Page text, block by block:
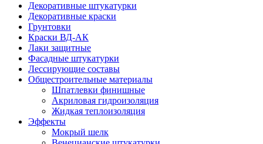
Декоративные штукатурки
Декоративные краски
Грунтовки
Краски ВД-АК
Лаки защитные
Фасадные штукатурки
Лессирующие составы
Общестроительные материалы
Шпатлевки финишные
Акриловая гидроизоляция
Жидкая теплоизоляция
Эффекты
Мокрый шелк